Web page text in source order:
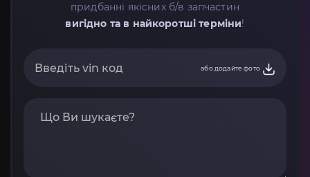
придбанні якісних б/в запчастин
вигідно та в найкоротші терміни!
або додайте фото